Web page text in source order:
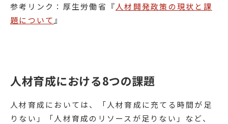
参考リンク：厚生労働省『人材開発政策の現状と課
題について 』
人材育成における8つの課題
人材育成においては、「人材育成に充てる時間が足
りない」「人材育成のリソースが足りない」など、